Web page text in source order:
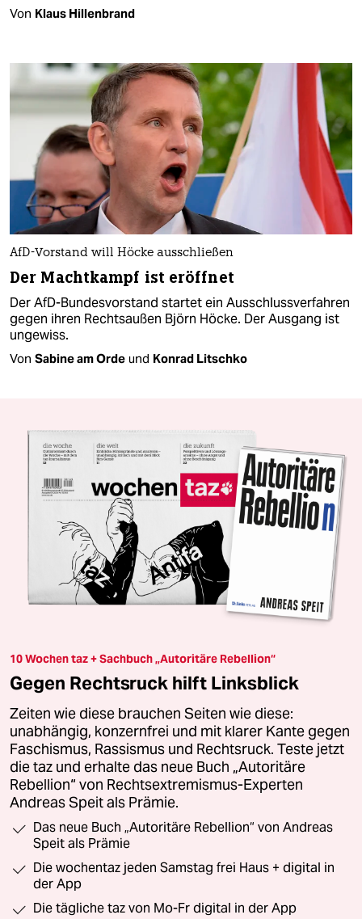
Von Klaus Hillenbrand
AfD-Vorstand will Höcke ausschließen
Der Machtkampf ist eröffnet
Der AfD-Bundesvorstand startet ein Ausschlussverfahren
gegen ihren Rechtsaußen Björn Höcke. Der Ausgang ist
ungewiss.
Von Sabine am Orde und Konrad Litschko
10 Wochen taz + Sachbuch „Autoritäre Rebellion“
Gegen Rechtsruck hilft Linksblick
Zeiten wie diese brauchen Seiten wie diese:
unabhängig, konzernfrei und mit klarer Kante gegen
Faschismus, Rassismus und Rechtsruck. Teste jetzt
die taz und erhalte das neue Buch „Autoritäre
Rebellion“ von Rechtsextremismus-Experten
Andreas Speit als Prämie.
Das neue Buch „Autoritäre Rebellion“ von Andreas
Speit als Prämie
Die wochentaz jeden Samstag frei Haus + digital in
der App
Die tägliche taz von Mo-Fr digital in der App